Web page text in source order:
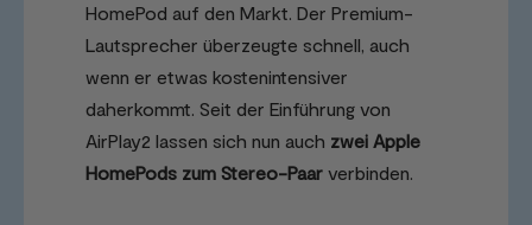
HomePod auf den Markt. Der Premium-
Lautsprecher überzeugte schnell, auch
wenn er etwas kostenintensiver
daherkommt. Seit der Einführung von
AirPlay2 lassen sich nun auch zwei Apple
HomePods zum Stereo-Paar verbinden.